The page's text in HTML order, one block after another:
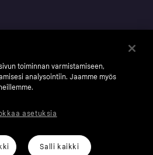
toiminnan varmistamiseen,
analysointiin. Jaamme myös
Salli kaikki
asetuksia